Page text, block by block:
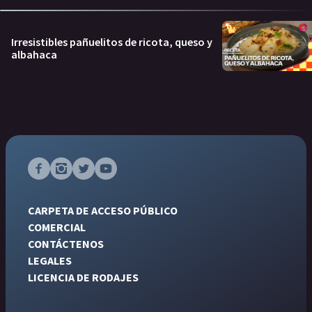
Irresistibles pañuelitos de ricota, queso y
albahaca
CARPETA DE ACCESO PÚBLICO
COMERCIAL
CONTÁCTENOS
LEGALES
LICENCIA DE RODAJES